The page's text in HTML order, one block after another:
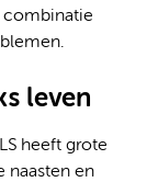
combinatie
leven
heeft grote
naasten en